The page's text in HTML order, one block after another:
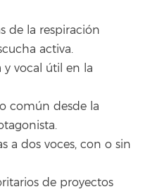
de la respiración
activa.
y vocal útil en la
común desde la
a dos voces, con o sin
de proyectos